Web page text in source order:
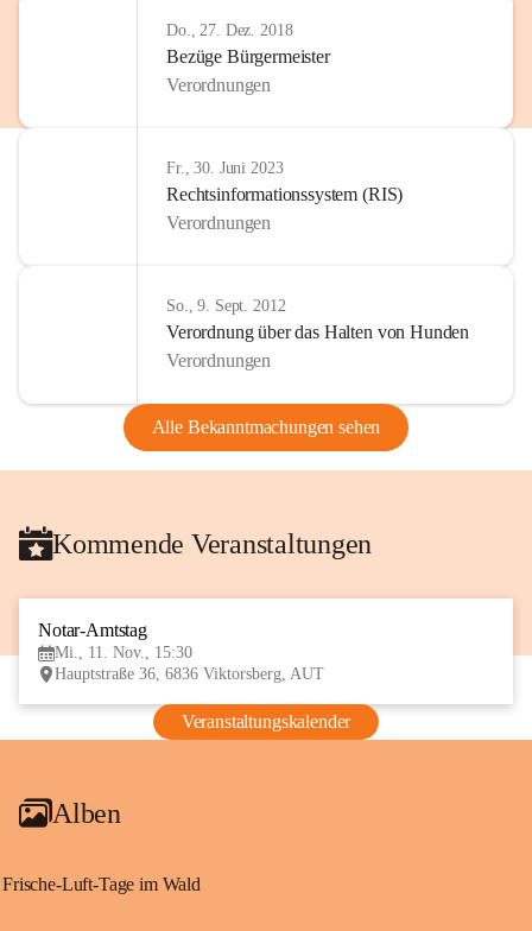
Do., 27. Dez. 2018
Bezüge Bürgermeister
Verordnungen
Fr., 30. Juni 2023
Rechtsinformationssystem (RIS)
Verordnungen
So., 9. Sept. 2012
Verordnung über das Halten von Hunden
Verordnungen
Alle Bekanntmachungen sehen
Kommende Veranstaltungen
Notar-Amtstag
Mi., 11. Nov., 15:30
Hauptstraße 36, 6836 Viktorsberg, AUT
Veranstaltungskalender
Alben
Frische-Luft-Tage im Wald